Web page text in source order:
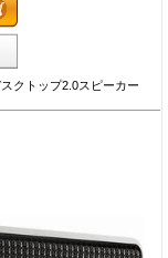
クトップ2.0スピーカー